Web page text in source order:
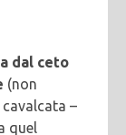
dal ceto
(non
–
quel